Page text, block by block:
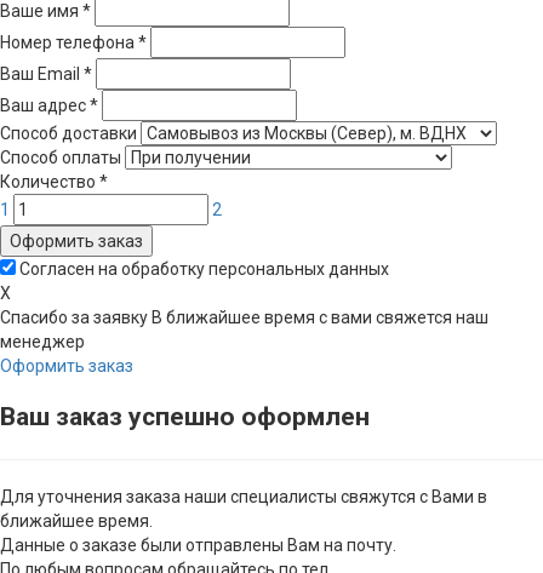
Ваше имя *
Номер телефона *
Ваш Email *
Ваш адрес*
Способ доставки
Способ оплаты
Количество *
1
2
Оформить заказ
Согласен на обработку персональных данных
X
Спасибо за заявку В ближайшее время с вами свяжется наш
менеджер
Оформить заказ
Ваш заказ успешно оформлен
Для уточнения заказа наши специалисты свяжутся с Вами в
ближайшее время.
Данные о заказе были отправлены Вам на почту.